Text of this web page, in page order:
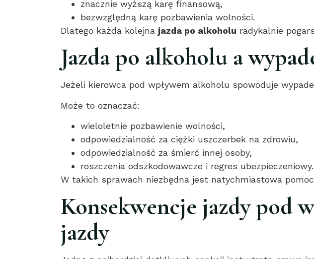
znacznie wyższą karę finansową,
bezwzględną karę pozbawienia wolności.
Dlatego każda kolejna jazda po alkoholu radykalnie
Jazda po alkoholu a
Jeżeli kierowca pod wpływem alkoholu spowoduje
Może to oznaczać:
wieloletnie pozbawienie wolności,
odpowiedzialność za ciężki uszczerbek na zdrowiu,
odpowiedzialność za śmierć innej osoby,
roszczenia odszkodowawcze i regres ubezpieczeniowy.
W takich sprawach niezbędna jest natychmiastowa
Konsekwencje jazdy pod
jazdy